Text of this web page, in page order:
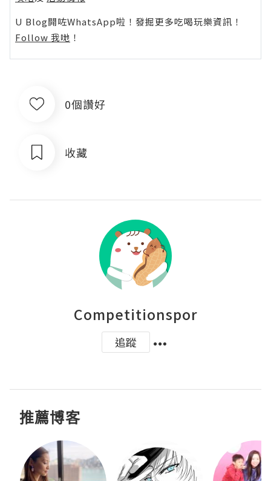
U Blog開咗WhatsApp啦！發掘更多吃喝玩樂資訊！
Follow 我哋 ！
0個讚好
收藏
Competitionspor
追蹤
推薦博客